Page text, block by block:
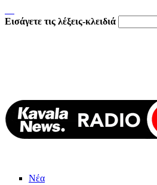
Εισάγετε τις λέξεις-κλειδιά
Νέα